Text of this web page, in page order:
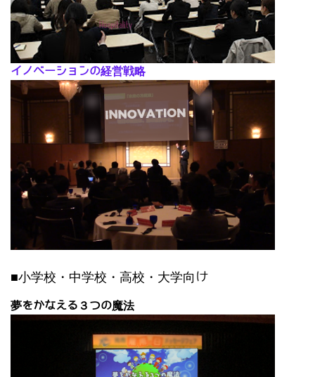
イノベーションの経営戦略
■小学校・中学校・高校・大学向け
夢をかなえる３つの魔法